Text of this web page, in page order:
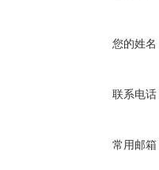
您的姓名
联系电话
常用邮箱